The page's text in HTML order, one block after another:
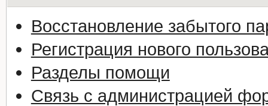
Восстановление забытого
Регистрация нового
Разделы помощи
Связь с администрацией